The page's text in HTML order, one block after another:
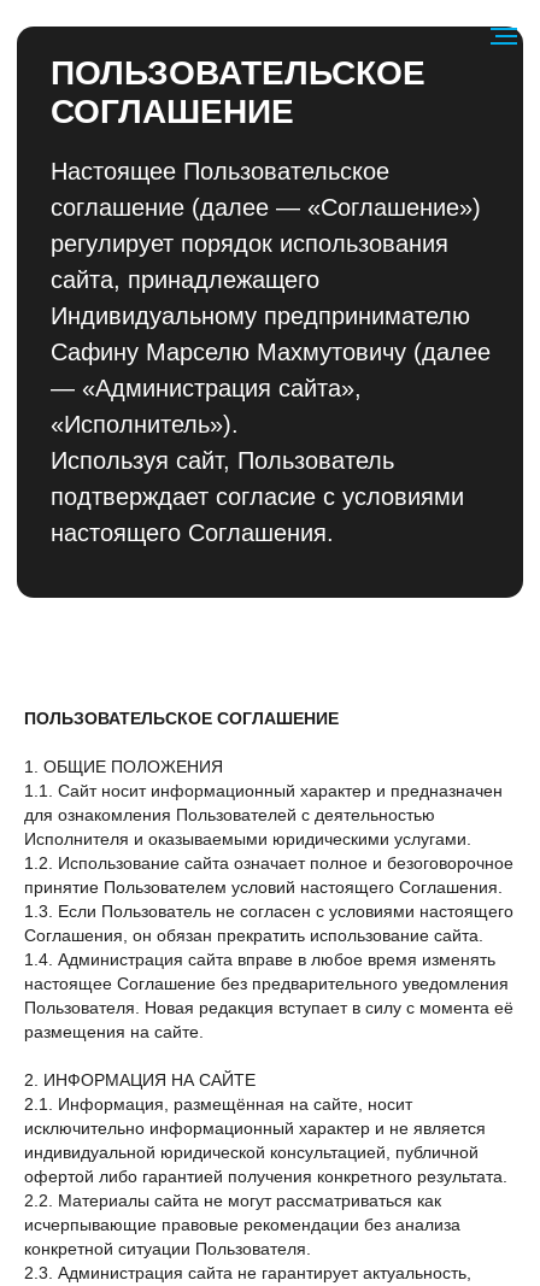
СОГЛАШЕНИЕ
Настоящее Пользовательское
регулирует порядок использования
сайта, принадлежащего
Индивидуальному предпринимателю
Сафину Марселю Махмутовичу (далее
— «Администрация сайта»,
«Исполнитель»).
Используя сайт, Пользователь
подтверждает согласие с условиями
настоящего Соглашения.
ПОЛЬЗОВАТЕЛЬСКОЕ СОГЛАШЕНИЕ
1. ОБЩИЕ ПОЛОЖЕНИЯ
1.1. Сайт носит информационный характер и предназначен
для ознакомления Пользователей с деятельностью
Исполнителя и оказываемыми юридическими услугами.
1.2. Использование сайта означает полное и безоговорочное
принятие Пользователем условий настоящего Соглашения.
1.3. Если Пользователь не согласен с условиями настоящего
Соглашения, он обязан прекратить использование сайта.
1.4. Администрация сайта вправе в любое время изменять
настоящее Соглашение без предварительного уведомления
Пользователя. Новая редакция вступает в силу с момента её
размещения на сайте.
2. ИНФОРМАЦИЯ НА САЙТЕ
2.1. Информация, размещённая на сайте, носит
исключительно информационный характер и не является
индивидуальной юридической консультацией, публичной
офертой либо гарантией получения конкретного результата.
2.2. Материалы сайта не могут рассматриваться как
исчерпывающие правовые рекомендации без анализа
конкретной ситуации Пользователя.
2.3. Администрация сайта не гарантирует актуальность,